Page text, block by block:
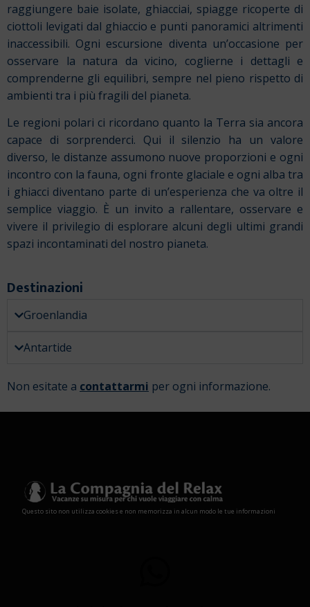
raggiungere baie isolate, ghiacciai, spiagge ricoperte di
ciottoli levigati dal ghiaccio e punti panoramici altrimenti
inaccessibili. Ogni escursione diventa un’occasione per
osservare la natura da vicino, coglierne i dettagli e
comprenderne gli equilibri, sempre nel pieno rispetto di
ambienti tra i più fragili del pianeta.
Le regioni polari ci ricordano quanto la Terra sia ancora
capace di sorprenderci. Qui il silenzio ha un valore
diverso, le distanze assumono nuove proporzioni e ogni
incontro con la fauna, ogni fronte glaciale e ogni alba tra
i ghiacci diventano parte di un’esperienza che va oltre il
semplice viaggio. È un invito a rallentare, osservare e
vivere il privilegio di esplorare alcuni degli ultimi grandi
spazi incontaminati del nostro pianeta.
Destinazioni
Groenlandia
Antartide
Non esitate a contattarmi per ogni informazione.
Questo sito non utilizza cookies e non memorizza in alcun modo le tue informazioni